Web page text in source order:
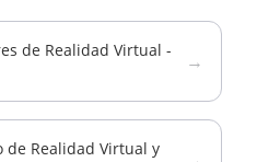
de Realidad Virtual -
→
de Realidad Virtual y